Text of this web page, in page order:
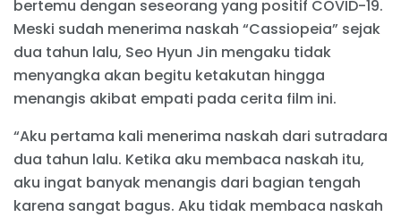
bertemu dengan seseorang yang positif COVID-19.
Meski sudah menerima naskah “Cassiopeia” sejak
dua tahun lalu, Seo Hyun Jin mengaku tidak
menyangka akan begitu ketakutan hingga
menangis akibat empati pada cerita film ini.
“Aku pertama kali menerima naskah dari sutradara
dua tahun lalu. Ketika aku membaca naskah itu,
aku ingat banyak menangis dari bagian tengah
karena sangat bagus. Aku tidak membaca naskah